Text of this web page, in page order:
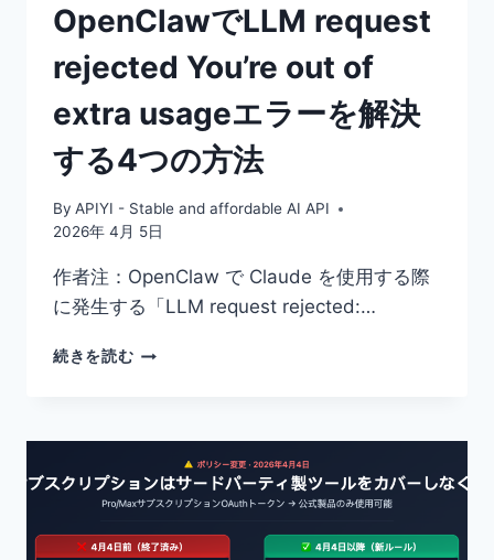
で
実
行、
HTTP
コ
ー
ド
一
行
書
か
ず
実
OpenClawでLLM request
rejected You’re out of
extra usageエラーを解決
する4つの方法
By APIYI - Stable and affordable AI API
2026年 4月 5日
作者注：OpenClaw で Claude を使用する際
に発生する「LLM request rejected:…
続きを読むOPENCLAW
REJECTED
YOU’RE
OUT
OF
EXTRA